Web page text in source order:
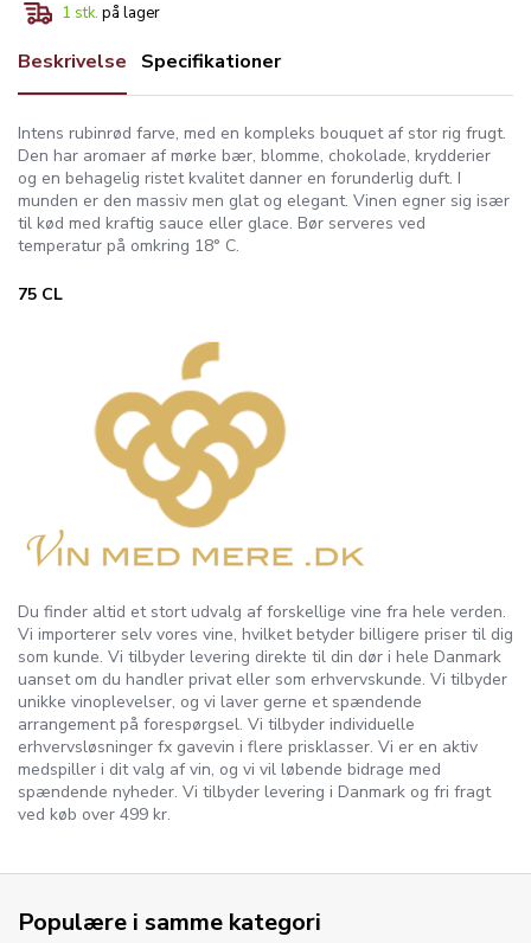
1 stk. på lager
Beskrivelse Specifikationer
Intens rubinrød farve, med en kompleks bouquet af stor rig frugt.
Den har aromaer af mørke bær, blomme, chokolade, krydderier
og en behagelig ristet kvalitet danner en forunderlig duft. I
munden er den massiv men glat og elegant. Vinen egner sig især
til kød med kraftig sauce eller glace. Bør serveres ved
temperatur på omkring 18° C.
75 CL
Du finder altid et stort udvalg af forskellige vine fra hele verden.
Vi importerer selv vores vine, hvilket betyder billigere priser til dig
som kunde. Vi tilbyder levering direkte til din dør i hele Danmark
uanset om du handler privat eller som erhvervskunde. Vi tilbyder
unikke vinoplevelser, og vi laver gerne et spændende
arrangement på forespørgsel. Vi tilbyder individuelle
erhvervsløsninger fx gavevin i flere prisklasser. Vi er en aktiv
medspiller i dit valg af vin, og vi vil løbende bidrage med
spændende nyheder. Vi tilbyder levering i Danmark og fri fragt
ved køb over 499 kr.
Populære i samme kategori